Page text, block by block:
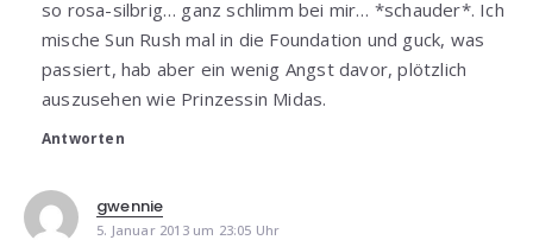
so rosa-silbrig… ganz schlimm bei mir… *schauder*. Ich
mische Sun Rush mal in die Foundation und guck, was
passiert, hab aber ein wenig Angst davor, plötzlich
auszusehen wie Prinzessin Midas.
Antworten
gwennie
5. Januar 2013 um 23:05 Uhr